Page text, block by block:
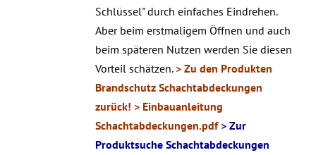
Schlüssel" durch einfaches Eindrehen.
Aber beim erstmaligem Öffnen und auch
beim späteren Nutzen werden Sie diesen
Vorteil schätzen. > Zu den Produkten
Brandschutz Schachtabdeckungen
zurück! > Einbauanleitung
Schachtabdeckungen.pdf > Zur
Produktsuche Schachtabdeckungen